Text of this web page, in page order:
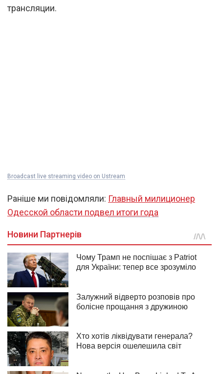
трансляции.
Broadcast live streaming video on Ustream
Раніше ми повідомляли: Главный милиционер
Одесской области подвел итоги года